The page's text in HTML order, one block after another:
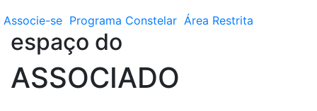
Associe-se Programa Constelar Área Restrita
espaço do
ASSOCIADO